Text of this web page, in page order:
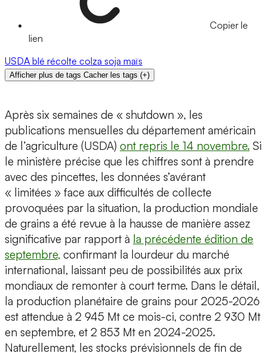
Copier le
lien
USDA blé récolte colza soja maïs
Afficher plus de tags Cacher les tags (+)
Après six semaines de « shutdown », les
publications mensuelles du département américain
de l’agriculture (USDA) ont repris le 14 novembre. Si
le ministère précise que les chiffres sont à prendre
avec des pincettes, les données s’avérant
« limitées » face aux difficultés de collecte
provoquées par la situation, la production mondiale
de grains a été revue à la hausse de manière assez
significative par rapport à la précédente édition de
septembre, confirmant la lourdeur du marché
international, laissant peu de possibilités aux prix
mondiaux de remonter à court terme. Dans le détail,
la production planétaire de grains pour 2025-2026
est attendue à 2 945 Mt ce mois-ci, contre 2 930 Mt
en septembre, et 2 853 Mt en 2024-2025.
Naturellement, les stocks prévisionnels de fin de